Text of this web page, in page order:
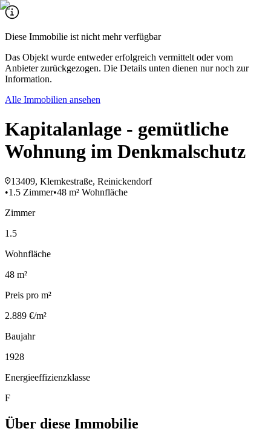
Diese Immobilie ist nicht mehr verfügbar
Das Objekt wurde entweder erfolgreich vermittelt oder vom
Anbieter zurückgezogen. Die Details unten dienen nur noch zur
Information.
Alle Immobilien ansehen
Kapitalanlage - gemütliche
Wohnung im Denkmalschutz
13409, Klemkestraße, Reinickendorf
•1.5 Zimmer•48 m² Wohnfläche
Zimmer
1.5
Wohnfläche
48 m²
Preis pro m²
2.889 €/m²
Baujahr
1928
Energieeffizienzklasse
F
Über diese Immobilie